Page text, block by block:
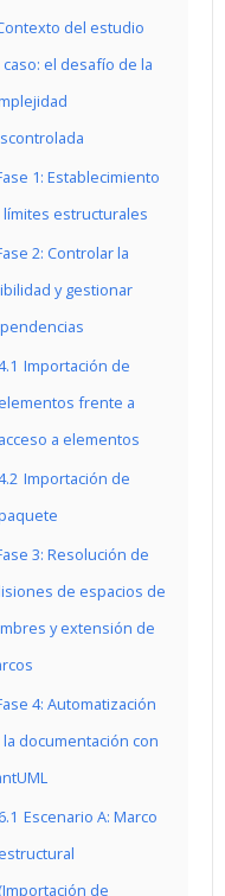
del estudio
caso: el desafío de la
1: Establecimiento
límites estructurales
2: Controlar la
y gestionar
Importación de
elementos frente a
acceso a elementos
Importación de
3: Resolución de
de espacios de
y extensión de
4: Automatización
la documentación con
6.1 Escenario A: Marco
estructural
(Importación de